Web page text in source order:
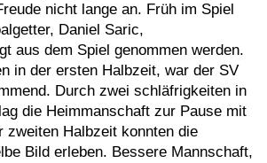
nicht lange an. Früh im Spiel
Daniel Saric,
aus dem Spiel genommen werden.
in der ersten Halbzeit, war der SV
Durch zwei schläfrigkeiten in
die Heimmanschaft zur Pause mit
zweiten Halbzeit konnten die
Bild erleben. Bessere Mannschaft,